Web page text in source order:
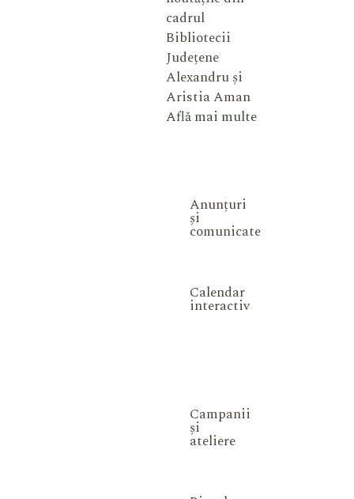
cadrul
Bibliotecii
Județene
Alexandru și
Aristia Aman
Află mai multe
Anunțuri
și
comunicate
Calendar
interactiv
Campanii
și
ateliere